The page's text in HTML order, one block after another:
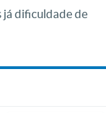
já dificuldade de